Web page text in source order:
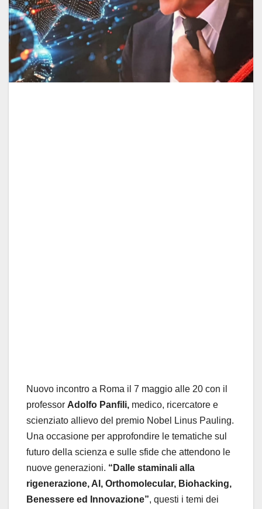
Nuovo incontro a Roma il 7 maggio alle 20 con il
professor Adolfo Panfili, medico, ricercatore e
scienziato allievo del premio Nobel Linus Pauling.
Una occasione per approfondire le tematiche sul
futuro della scienza e sulle sfide che attendono le
nuove generazioni. “Dalle staminali alla
rigenerazione, AI, Orthomolecular, Biohacking,
Benessere ed Innovazione”, questi i temi dei